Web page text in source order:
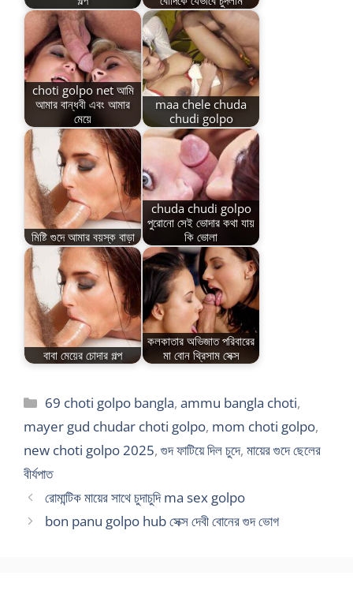
choti golpo net আমি
আমার বান্ধবী এবং আমার
মেয়ে
maa chele chuda
chudi golpo
মিষ্টি গুদে আমার বয়স্ক বাড়া
chuda chudi golpo
পুরোনো সেই ভোদার কথা যায়
কি ভোলা
বাবা মেয়ের চোদার গল্প
কলকাতার অভিজাত পরিবারের
মা বোন থ্রিসাম সেক্স
Categories
69 choti golpo bangla,ammu bangla choti,
mayer gud chudar choti golpo, mom choti golpo,
new choti golpo 2025, গুদ ফাটিয়ে দিল চুদে, মায়ের গুদে ছেলের
বীর্যপাত
রোমান্টিক মায়ের সাথে চুদাচুদি ma sex golpo
bon panu golpo hub সেক্স দেবী বোনের গুদ ভোগ